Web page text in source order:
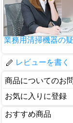
業務用清掃機器の
レビューを書く
商品についてのお
お気に入りに登録
おすすめ商品